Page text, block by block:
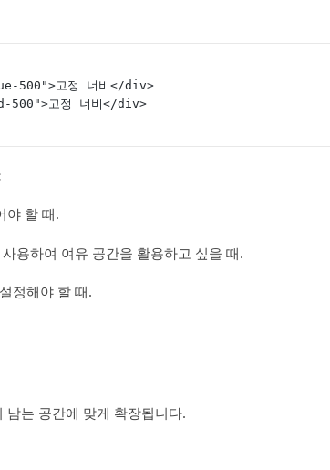
500">고정 너비</div>
500">고정 너비</div>
야 할 때.
용하여 여유 공간을 활용하고 싶을 때.
정해야 할 때.
남는 공간에 맞게 확장됩니다.